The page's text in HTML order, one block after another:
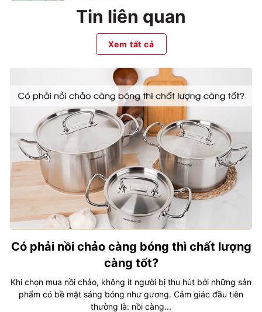
Tin liên quan
Xem tất cả
Có phải nồi chảo càng bóng thì chất lượng
càng tốt?
Khi chọn mua nồi chảo, không ít người bị thu hút bởi những sản
phẩm có bề mặt sáng bóng như gương. Cảm giác đầu tiên
thường là: nồi càng...